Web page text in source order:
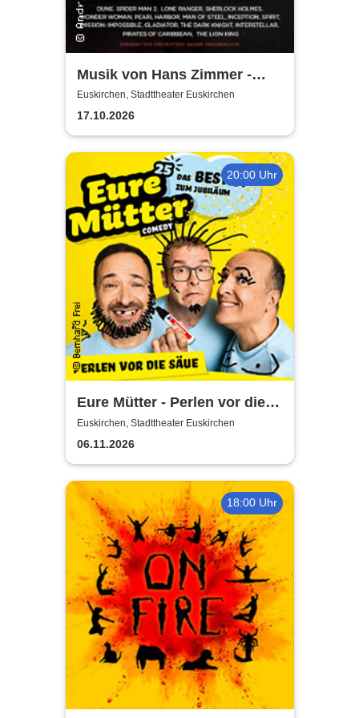
Musik von Hans Zimmer -
gespielt von Lords of the
Sound
Euskirchen, Stadttheater Euskirchen
17.10.2026
20:00 Uhr
Eure Mütter - Perlen vor die
Säue - Das Best Of zum
Jubiläum
Euskirchen, Stadttheater Euskirchen
06.11.2026
18:00 Uhr